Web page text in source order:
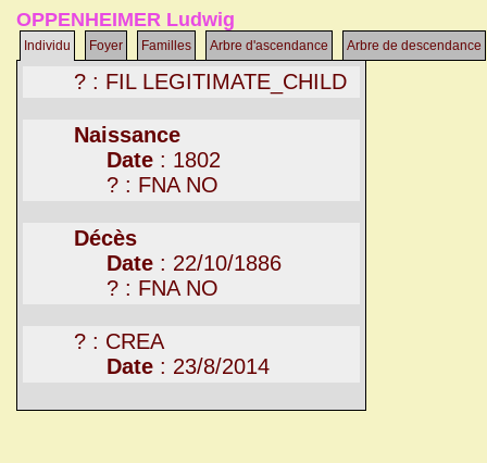
OPPENHEIMER Ludwig
Individu Foyer Familles Arbre d'ascendance Arbre de descendance
? : FIL LEGITIMATE_CHILD
Naissance
Date : 1802
? : FNA NO
Décès
Date : 22/10/1886
? : FNA NO
? : CREA
Date : 23/8/2014